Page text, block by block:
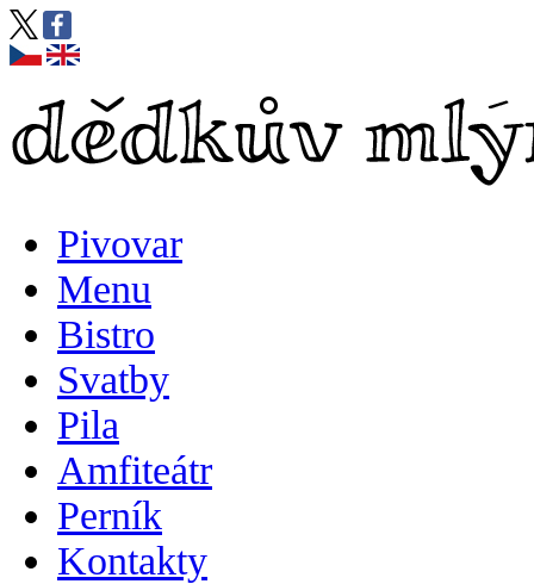
Pivovar
Menu
Bistro
Svatby
Pila
Amfiteátr
Perník
Kontakty